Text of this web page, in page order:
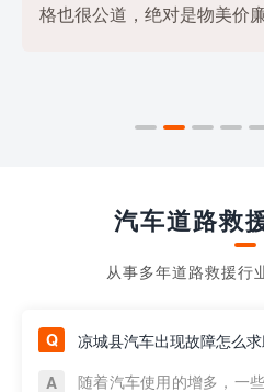
格也很公道，绝对是物美价
汽车道路救
从事多年道路救援行
凉城县汽车出现故障怎么求
随着汽车使用的增多，一